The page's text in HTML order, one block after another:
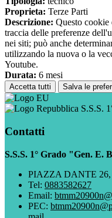
Proprieta: Terze Parti
Descrizione: Questo cookie
traccia delle preferenze
nei siti; può anche
utilizzando la nuova o la
Youtube.
Durata: 6 mesi
Accetta tutti Salva le
S.S.S.
Contatti
S.S.S. 1° Grado "Gen. E.
PIAZZA DANTE
Tel: 0883582627
Email:
PEC: